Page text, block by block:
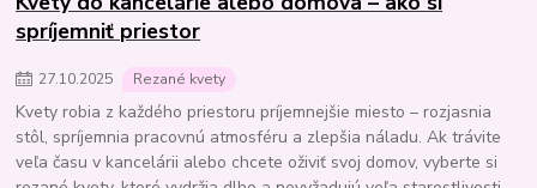
spríjemniť priestor
27.10.2025 Rezané kvety
Kvety robia z každého priestoru príjemnejšie miesto – rozjasnia
stôl, spríjemnia pracovnú atmosféru a zlepšia náladu. Ak trávite
veľa času v kancelárii alebo chcete oživiť svoj domov, vyberte si